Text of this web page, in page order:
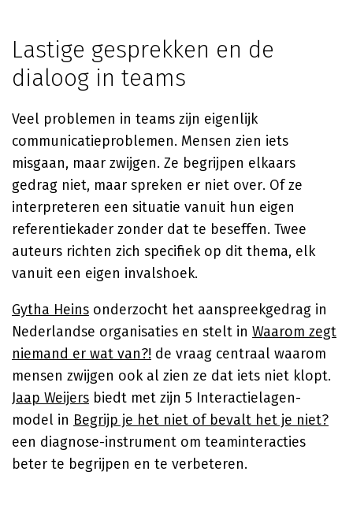
Lastige gesprekken en de
dialoog in teams
Veel problemen in teams zijn eigenlijk
communicatieproblemen. Mensen zien iets
misgaan, maar zwijgen. Ze begrijpen elkaars
gedrag niet, maar spreken er niet over. Of ze
interpreteren een situatie vanuit hun eigen
referentiekader zonder dat te beseffen. Twee
auteurs richten zich specifiek op dit thema, elk
vanuit een eigen invalshoek.
Gytha Heins onderzocht het aanspreekgedrag in
Nederlandse organisaties en stelt in Waarom zegt
niemand er wat van?! de vraag centraal waarom
mensen zwijgen ook al zien ze dat iets niet klopt.
Jaap Weijers biedt met zijn 5 Interactielagen-
model in Begrijp je het niet of bevalt het je niet?
een diagnose-instrument om teaminteracties
beter te begrijpen en te verbeteren.